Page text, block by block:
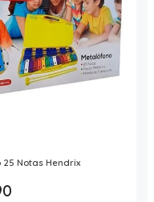
Notas Hendrix